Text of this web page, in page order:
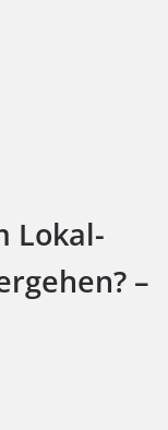
Lokal-
–